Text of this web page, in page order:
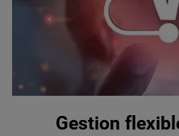
Gestion